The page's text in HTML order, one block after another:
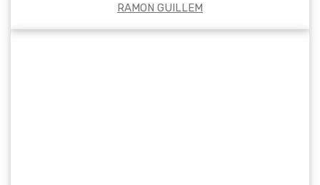
RAMON GUILLEM